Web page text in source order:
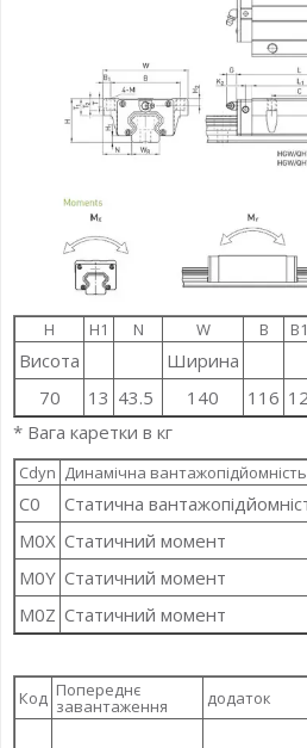
H H1 N W B B1
Висота Ширина
70
13 43.5 140 116 12
* Вага каретки в кг
Cdyn Динамічна вантажопідйомність
C0 Статична
M0X Статичний момент
M0Y Статичний момент
M0Z Статичний момент
Код Попереднє
завантаження додаток